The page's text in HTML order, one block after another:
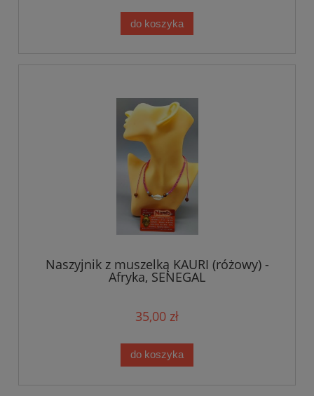
do koszyka
Naszyjnik z muszelką KAURI (różowy) -
Afryka, SENEGAL
35,00 zł
do koszyka